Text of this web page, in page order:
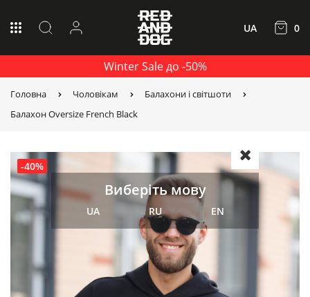
Winter Sale до -50%
UA 0
Головна Чоловікам
Балахони і світшоти
Балахон Oversize French Black
-40%
Виберіть мову
UA RU EN